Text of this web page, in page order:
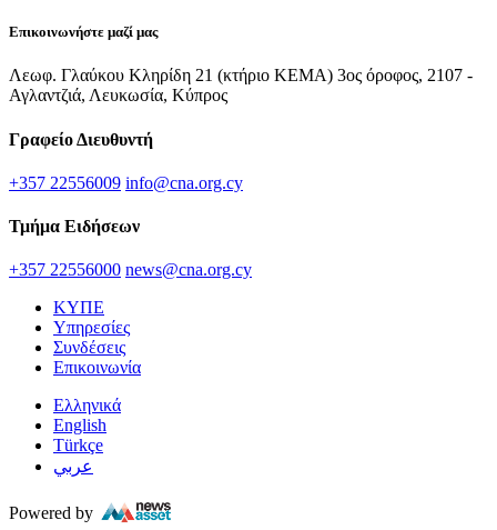
Επικοινωνήστε μαζί μας
Λεωφ. Γλαύκου Κληρίδη 21 (κτήριο ΚΕΜΑ) 3ος όροφος, 2107 -
Αγλαντζιά, Λευκωσία, Κύπρος
Γραφείο Διευθυντή
+357 22556009 info@cna.org.cy
Τμήμα Ειδήσεων
+357 22556000 news@cna.org.cy
ΚΥΠΕ
Υπηρεσίες
Συνδέσεις
Επικοινωνία
Ελληνικά
English
Türkçe
عربي
Powered by